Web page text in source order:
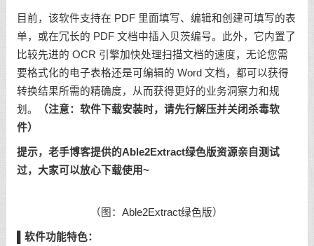
目前，该软件支持在 PDF 里面填写、编辑和创建可填写的表
单，或在冗长的 PDF 文档中插入贝茨编号。此外，它内置了
比较先进的 OCR 引擎加快处理扫描文档的速度，无论您需
要格式化的电子表格还是可编辑的 Word 文档，都可以获得
转换结果所需的精确度，从而获得更好的业务洞察力和规
划。
（注意：软件下载安装时，请先行解压并关闭杀毒软
件）
提示，老手博客提供的Able2Extract绿色版资源亲自测试
过，大家可以放心下载使用~
（图：Able2Extract绿色版）
软件功能特色：